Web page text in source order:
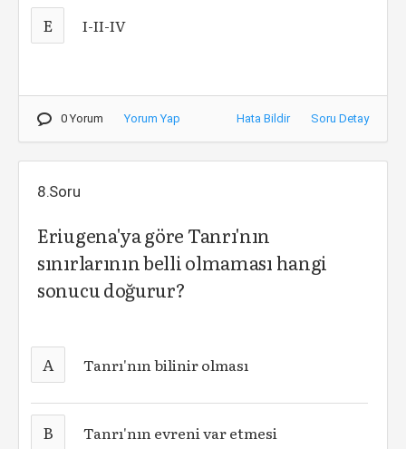
E I-II-IV
0 Yorum Yorum Yap Hata Bildir Soru Detay
8.Soru
Eriugena'ya göre Tanrı'nın
sınırlarının belli olmaması hangi
sonucu doğurur?
A Tanrı'nın bilinir olması
B Tanrı'nın evreni var etmesi